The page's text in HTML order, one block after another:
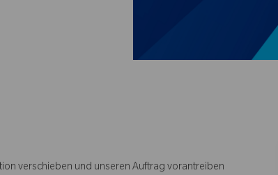
verschieben und unseren Auftrag vorantreiben